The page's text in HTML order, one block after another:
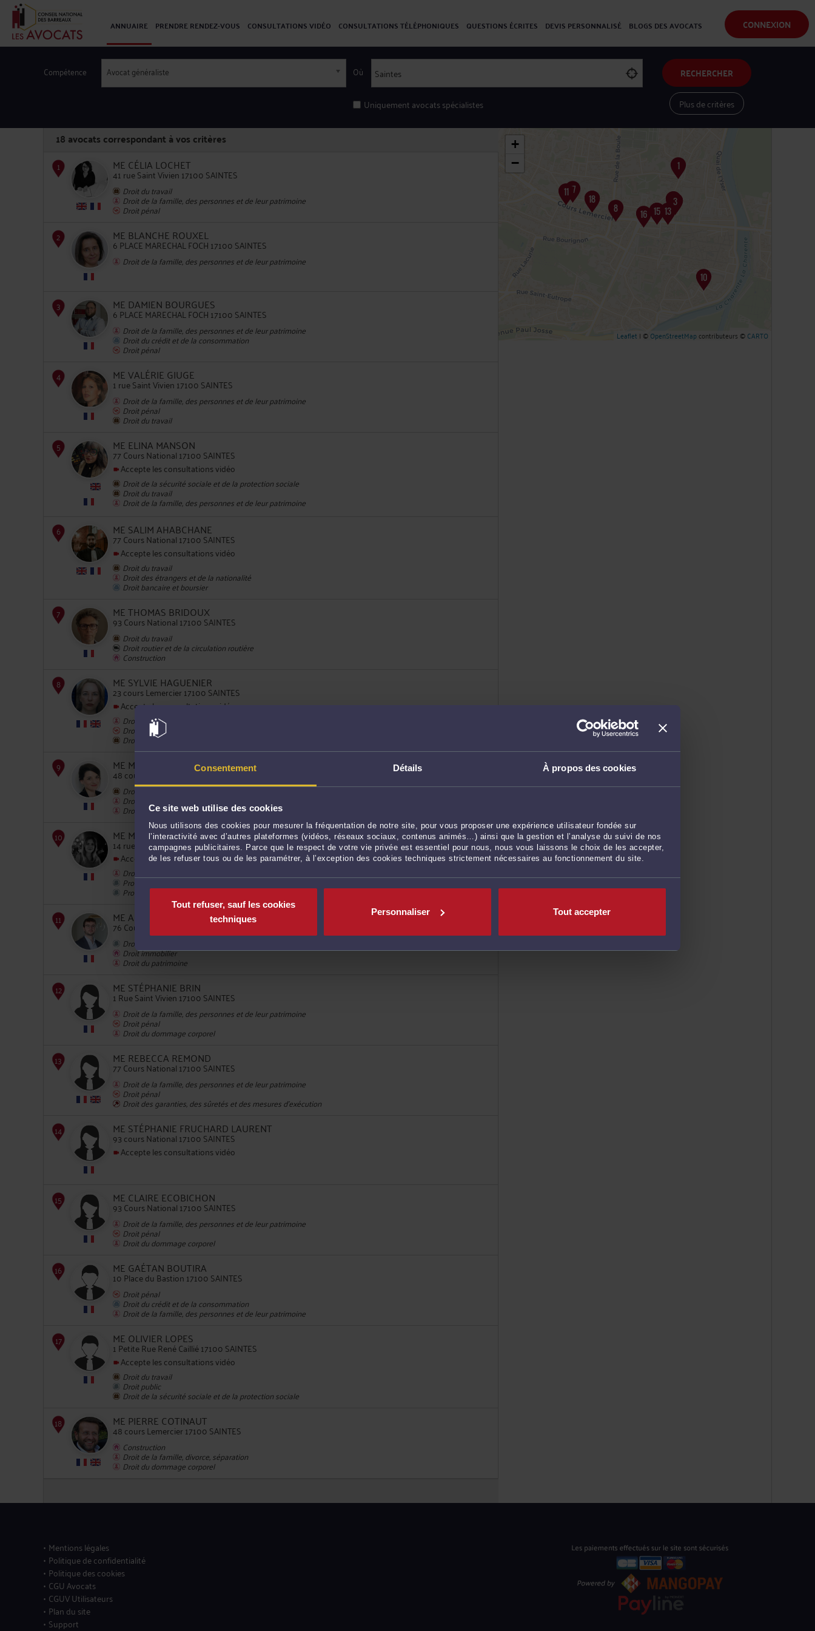
Consentement Détails À propos des cookies
Ce site web utilise des cookies
Nous utilisons des cookies pour mesurer la fréquentation de notre site, pour vous proposer une expérience utilisateur fondée sur
l’interactivité avec d’autres plateformes (vidéos, réseaux sociaux, contenus animés…) ainsi que la gestion et l’analyse du suivi de nos
campagnes publicitaires. Parce que le respect de votre vie privée est essentiel pour nous, nous vous laissons le choix de les accepter,
de les refuser tous ou de les paramétrer, à l’exception des cookies techniques strictement nécessaires au fonctionnement du site.
Tout refuser, sauf les cookies
techniques
Personnaliser Tout accepter
CONNEXION
ANNUAIRE PRENDRE RENDEZ-VOUS CONSULTATIONS VIDÉO CONSULTATIONS TÉLÉPHONIQUES QUESTIONS ÉCRITES DEVIS PERSONNALISÉ BLOGS DES AVOCATS
Compétence Avocat généraliste Où
Uniquement avocats spécialistes
RECHERCHER
Plus de critères
18 avocats correspondant à vos critères
ME CÉLIA LOCHET
41 rue Saint Vivien 17100 SAINTES
Droit du travail
Droit de la famille, des personnes et de leur patrimoine
Droit pénal
ME BLANCHE ROUXEL
6 PLACE MARECHAL FOCH 17100 SAINTES
Droit de la famille, des personnes et de leur patrimoine
3
ME DAMIEN BOURGUES
6 PLACE MARECHAL FOCH 17100 SAINTES
Droit de la famille, des personnes et de leur patrimoine
Droit du crédit et de la consommation
Droit pénal
4
ME VALÉRIE GIUGE
1 rue Saint Vivien 17100 SAINTES
Droit de la famille, des personnes et de leur patrimoine
Droit pénal
Droit du travail
5
ME ELINA MANSON
77 Cours National 17100 SAINTES
Accepte les consultations vidéo
Droit de la sécurité sociale et de la protection sociale
Droit du travail
Droit de la famille, des personnes et de leur patrimoine
ME SALIM AHABCHANE
77 Cours National 17100 SAINTES
Accepte les consultations vidéo
Droit du travail
Droit des étrangers et de la nationalité
Droit bancaire et boursier
ME THOMAS BRIDOUX
93 Cours National 17100 SAINTES
Droit du travail
Droit routier et de la circulation routière
Construction
8
ME SYLVIE HAGUENIER
23 cours Lemercier 17100 SAINTES
Accepte les consultations vidéo
Droit de la famille, des personnes et de leur patrimoine
Droit pénal
Droit du travail
ME MAÉVA BITEAU
48 cours lemercier 17100 SAINTES
Droit du travail
Droit de la famille, divorce, séparation
Droit des enfants
ME MARION SCHMID
14 rue Cuvilliers 17100 SAINTES
Accepte les consultations vidéo
Droit de la famille, des personnes et de leur patrimoine
Procédure d'appel
Procédure civile
11
ME ANTOINE LECUREUR
76 Cours Lemercier 17100 SAINTES
Droit rural
Droit immobilier
Droit du patrimoine
ME STÉPHANIE BRIN
1 Rue Saint Vivien 17100 SAINTES
Droit de la famille, des personnes et de leur patrimoine
Droit pénal
Droit du dommage corporel
ME REBECCA REMOND
77 Cours National 17100 SAINTES
Droit de la famille, des personnes et de leur patrimoine
Droit pénal
Droit des garanties, des sûretés et des mesures d'exécution
ME STÉPHANIE FRUCHARD LAURENT
93 cours National 17100 SAINTES
Accepte les consultations vidéo
15
ME CLAIRE ECOBICHON
93 Cours National 17100 SAINTES
Droit de la famille, des personnes et de leur patrimoine
Droit pénal
Droit du dommage corporel
16
ME GAÉTAN BOUTIRA
10 Place du Bastion 17100 SAINTES
Droit pénal
Droit du crédit et de la consommation
Droit de la famille, des personnes et de leur patrimoine
ME OLIVIER LOPES
1 Petite Rue René Caillié 17100 SAINTES
Accepte les consultations vidéo
Droit du travail
Droit public
Droit de la sécurité sociale et de la protection sociale
ME PIERRE COTINAUT
48 cours Lemercier 17100 SAINTES
Construction
Droit de la famille, divorce, séparation
Droit du dommage corporel
+
−
Leaflet | ©OpenStreetMapcontributeurs ©CARTO
Mentions légales
Politique de confidentialité
Politique des cookies
CGU Avocats
CGUV Utilisateurs
Plan du site
Support